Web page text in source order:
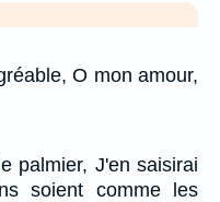
O mon amour,
palmier, J'en saisirai
soient comme les